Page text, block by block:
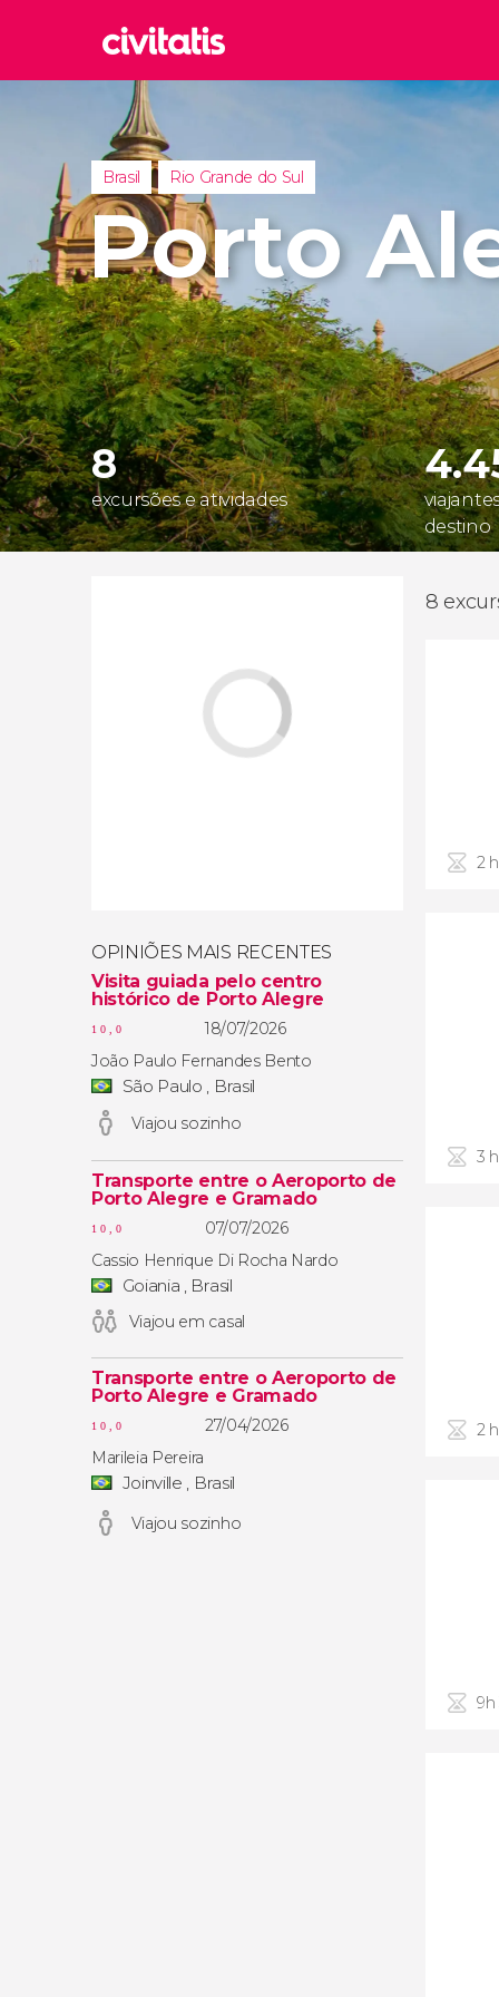
Reino
Turquia
Brasil Rio Grande do Sul
Porto
8
excursões e atividades
destino
OPINIÕES MAIS RECENTES
Visita guiada pelo centro
histórico de Porto Alegre
10,0
18/07/2026
João Paulo Fernandes Bento
São Paulo , Brasil
Viajou sozinho
Transporte entre o Aeroporto de
Porto Alegre e Gramado
10,0
07/07/2026
Cassio Henrique Di Rocha Nardo
Goiania , Brasil
Viajou em casal
Transporte entre o Aeroporto de
Porto Alegre e Gramado
10,0
27/04/2026
Marileia Pereira
Joinville , Brasil
Viajou sozinho
8
2
3
2